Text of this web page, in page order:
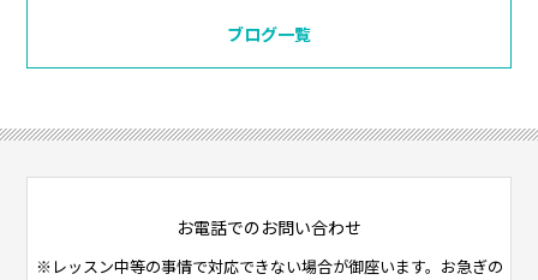
ブログ一覧
お電話でのお問い合わせ
※レッスン中等の事情で対応できない場合が御座います。お急ぎの